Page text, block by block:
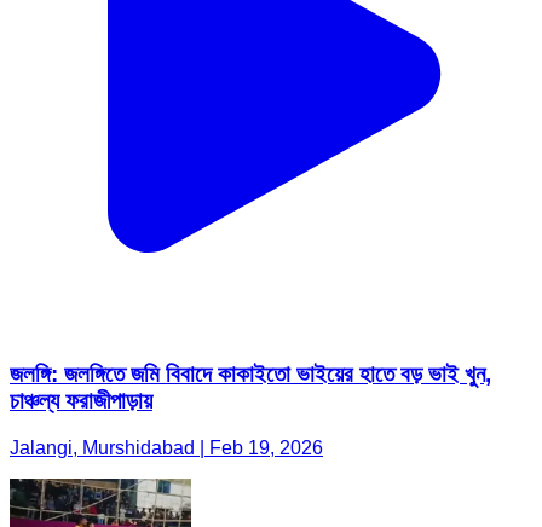
জলঙ্গি: জলঙ্গিতে জমি বিবাদে কাকাইতো ভাইয়ের হাতে বড় ভাই খুন,
চাঞ্চল্য ফরাজীপাড়ায়
Jalangi, Murshidabad | Feb 19, 2026